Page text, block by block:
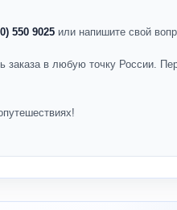
550 9025 или напишите свой
в любую точку России.